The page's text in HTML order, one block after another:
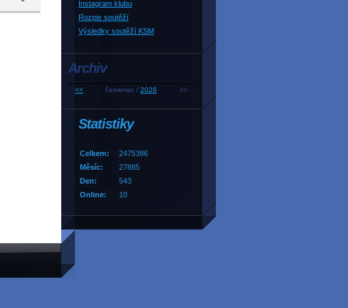
Instagram klubu
Rozpis soutěží
Výsledky soutěží KSM
Archiv
<< červenec / 2026 >>
Statistiky
Online: 10
Celkem:
2475386
Měsíc:
27885
Den:
543